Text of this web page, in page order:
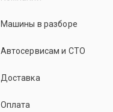
Машины в разборе
Автосервисам и СТО
Доставка
Оплата